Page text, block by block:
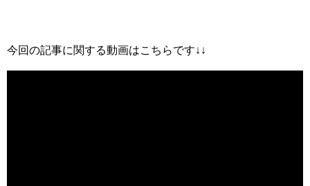
今回の記事に関する動画はこちらです↓↓